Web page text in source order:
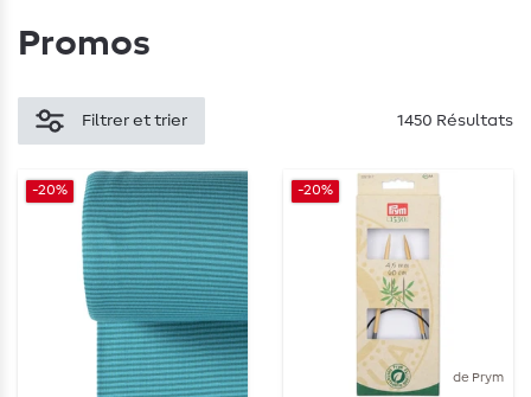
Promos
Filtrer et trier 1450 Résultats
-20%
de Prym
-20%